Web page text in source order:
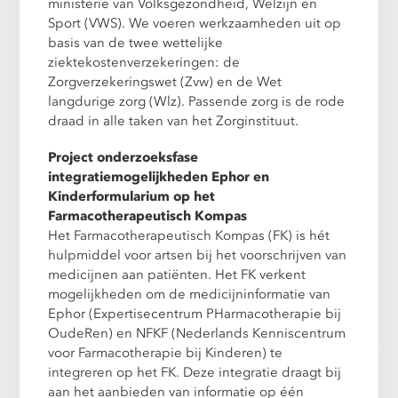
Sport (VWS). We voeren werkzaamheden uit op
basis van de twee wettelijke
ziektekostenverzekeringen: de
Zorgverzekeringswet (Zvw) en de Wet
langdurige zorg (Wlz). Passende zorg is de rode
draad in alle taken van het Zorginstituut.
Project onderzoeksfase
integratiemogelijkheden Ephor en
Kinderformularium op het
Farmacotherapeutisch Kompas
Het Farmacotherapeutisch Kompas (FK) is hét
hulpmiddel voor artsen bij het voorschrijven van
medicijnen aan patiënten. Het FK verkent
mogelijkheden om de medicijninformatie van
Ephor (Expertisecentrum PHarmacotherapie bij
OudeRen) en NFKF (Nederlands Kenniscentrum
voor Farmacotherapie bij Kinderen) te
integreren op het FK. Deze integratie draagt bij
aan het aanbieden van informatie op één